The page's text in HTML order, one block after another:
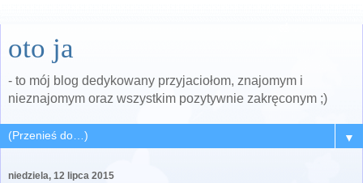
oto ja
- to mój blog dedykowany przyjaciołom, znajomym i
nieznajomym oraz wszystkim pozytywnie zakręconym ;)
▼
niedziela, 12 lipca 2015